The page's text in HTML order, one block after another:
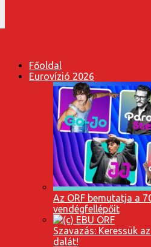
Főoldal
Eurovízió 2026
Az ORF bemutatja a
vendégfellépőit
Szavazás: Keressük
dalát!